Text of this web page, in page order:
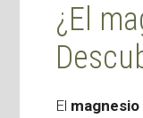
¿El
El magnesio